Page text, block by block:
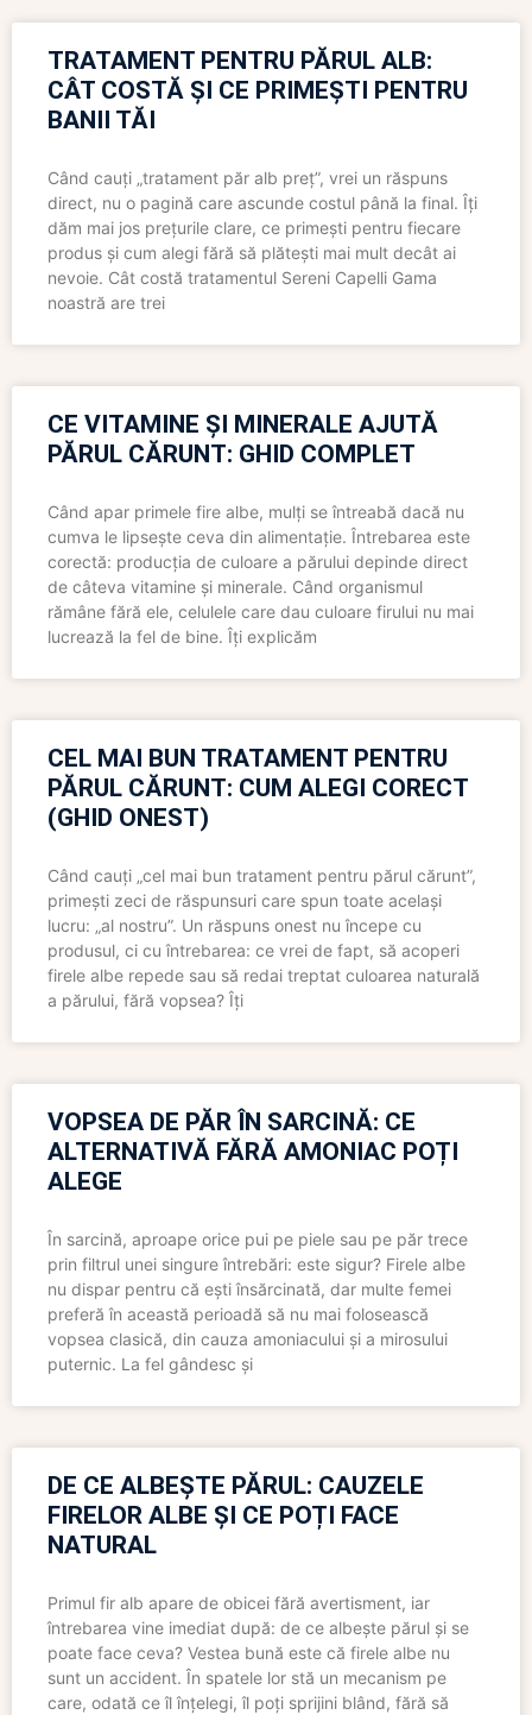
TRATAMENT PENTRU PĂRUL ALB:
CÂT COSTĂ ȘI CE PRIMEȘTI PENTRU
BANII TĂI
Când cauți „tratament păr alb preț”, vrei un răspuns
direct, nu o pagină care ascunde costul până la final. Îți
dăm mai jos prețurile clare, ce primești pentru fiecare
produs și cum alegi fără să plătești mai mult decât ai
nevoie. Cât costă tratamentul Sereni Capelli Gama
noastră are trei
CE VITAMINE ȘI MINERALE AJUTĂ
PĂRUL CĂRUNT: GHID COMPLET
Când apar primele fire albe, mulți se întreabă dacă nu
cumva le lipsește ceva din alimentație. Întrebarea este
corectă: producția de culoare a părului depinde direct
de câteva vitamine și minerale. Când organismul
rămâne fără ele, celulele care dau culoare firului nu mai
lucrează la fel de bine. Îți explicăm
CEL MAI BUN TRATAMENT PENTRU
PĂRUL CĂRUNT: CUM ALEGI CORECT
(GHID ONEST)
Când cauți „cel mai bun tratament pentru părul cărunt”,
primești zeci de răspunsuri care spun toate același
lucru: „al nostru”. Un răspuns onest nu începe cu
produsul, ci cu întrebarea: ce vrei de fapt, să acoperi
firele albe repede sau să redai treptat culoarea naturală
a părului, fără vopsea? Îți
VOPSEA DE PĂR ÎN SARCINĂ: CE
ALTERNATIVĂ FĂRĂ AMONIAC POȚI
ALEGE
În sarcină, aproape orice pui pe piele sau pe păr trece
prin filtrul unei singure întrebări: este sigur? Firele albe
nu dispar pentru că ești însărcinată, dar multe femei
preferă în această perioadă să nu mai folosească
vopsea clasică, din cauza amoniacului și a mirosului
puternic. La fel gândesc și
DE CE ALBEȘTE PĂRUL: CAUZELE
FIRELOR ALBE ȘI CE POȚI FACE
NATURAL
Primul fir alb apare de obicei fără avertisment, iar
întrebarea vine imediat după: de ce albește părul și se
poate face ceva? Vestea bună este că firele albe nu
sunt un accident. În spatele lor stă un mecanism pe
care, odată ce îl înțelegi, îl poți sprijini blând, fără să